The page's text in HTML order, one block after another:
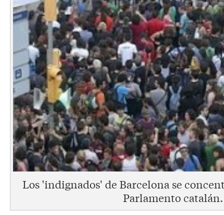
Los 'indignados' de Barcelona se
Parlamento catalán.